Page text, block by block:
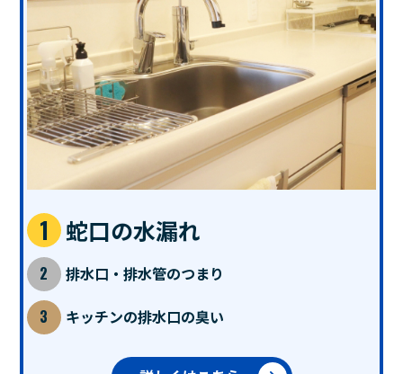
蛇口の水漏れ
排水口・排水管のつまり
キッチンの排水口の臭い